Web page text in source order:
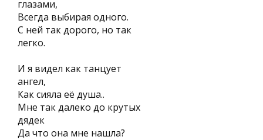
глазами,
Всегда выбирая одного.
С ней так дорого, но так
легко.
И я видел как танцует
ангел,
Как сияла её душа..
Мне так далеко до крутых
дядек
Да что она мне нашла?